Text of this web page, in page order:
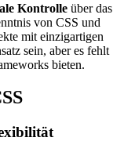
Kontrolle über das
von CSS und
mit einzigartigen
sein, aber es fehlt
bieten.